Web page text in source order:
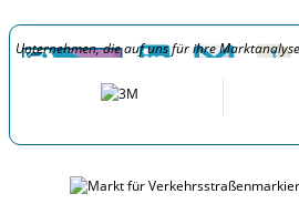
Unternehmen, die auf uns für ihre